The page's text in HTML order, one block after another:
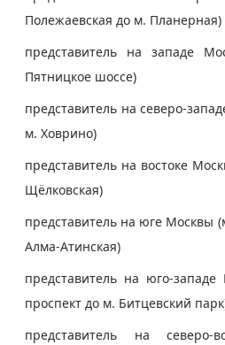
Полежаевская до м. Планерная)
представитель на западе
Пятницкое шоссе)
представитель на северо-
м. Ховрино)
представитель на востоке
Щёлковская)
представитель на юге Москвы
Алма-Атинская)
представитель на юго-
проспект до м. Битцевский
представитель на